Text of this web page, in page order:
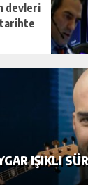
devleri
tarihte
IŞIKLI